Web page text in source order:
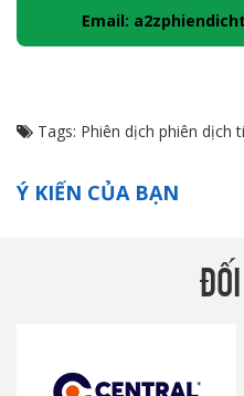
Email:
Tags: Phiên dịch phiên dịch
Ý KIẾN CỦA BẠN